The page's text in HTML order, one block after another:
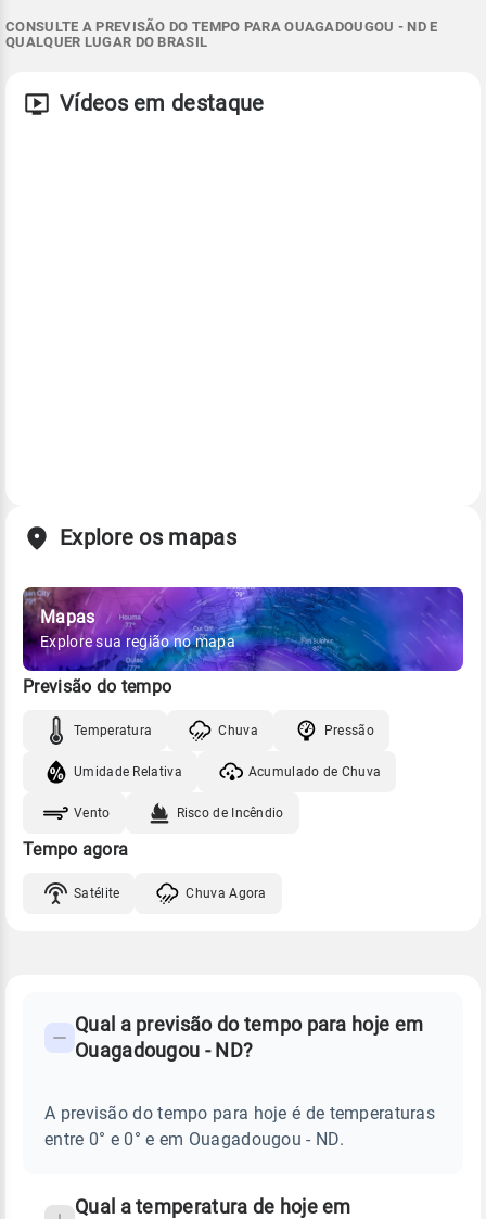
CONSULTE A PREVISÃO DO TEMPO PARA OUAGADOUGOU - ND E
QUALQUER LUGAR DO BRASIL
Vídeos em destaque
Explore os mapas
Mapas
Explore sua região no mapa
Previsão do tempo
Temperatura Chuva Pressão
Umidade Relativa Acumulado de Chuva
Vento Risco de Incêndio
Tempo agora
Satélite Chuva Agora
PREVISÃO
TEMPO
OUAGADOUGOU
Perguntas
sobre
chuva
temperatura
Qual a previsão do tempo para hoje em
Ouagadougou - ND?
A previsão do tempo para hoje é de temperaturas
entre 0° e 0° e em Ouagadougou - ND.
Qual a temperatura de hoje em